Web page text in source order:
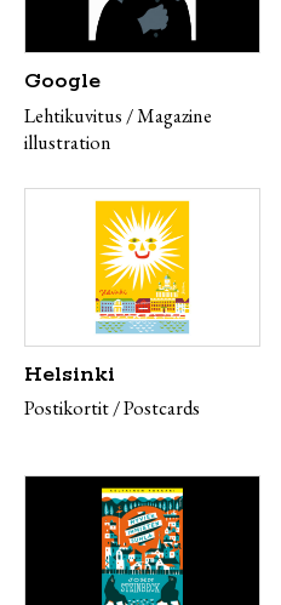
Google
Lehtikuvitus / Magazine
illustration
Helsinki
Postikortit / Postcards